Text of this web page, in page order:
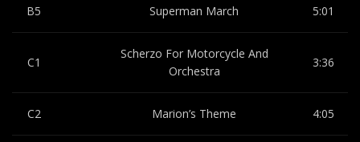
B5 Superman March 5:01
C1
Scherzo For Motorcycle And
Orchestra
3:36
C2 Marion’s Theme 4:05